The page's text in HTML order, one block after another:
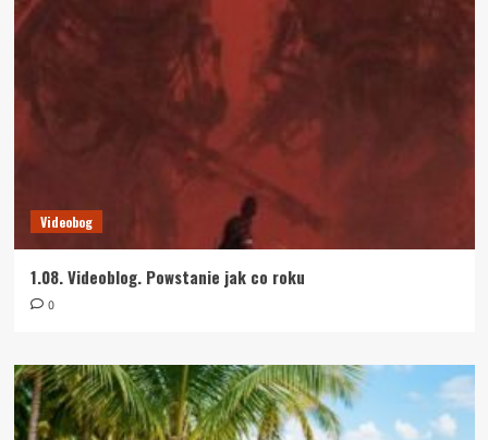
Videobog
1.08. Videoblog. Powstanie jak co roku
0